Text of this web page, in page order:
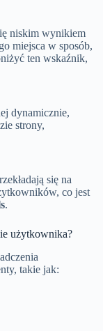
niskim wynikiem
miejsca w sposób,
ten wskaźnik,
dynamicznie,
strony,
się na
co jest
.
użytkownika?
takie jak: